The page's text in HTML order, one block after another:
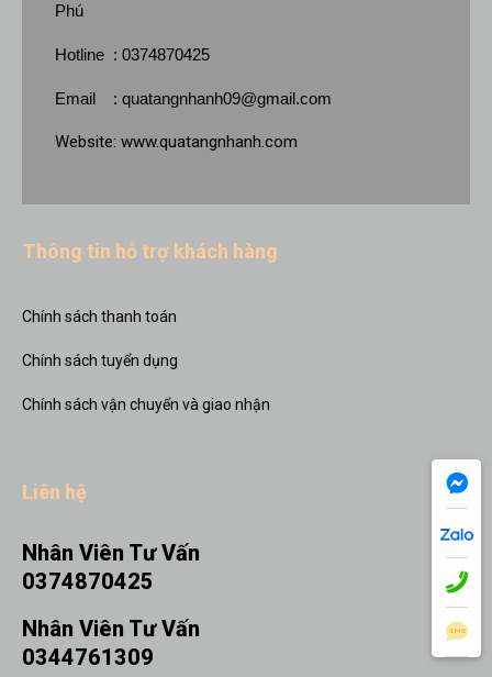
Phú
Hotline : 0374870425
Email : quatangnhanh09@gmail.com
Website: www.quatangnhanh.com
Thông tin hỗ trợ khách hàng
Chính sách thanh toán
Chính sách tuyển dụng
Chính sách vận chuyển và giao nhận
Liên hệ
Nhân Viên Tư Vấn
0374870425
Nhân Viên Tư Vấn
0344761309